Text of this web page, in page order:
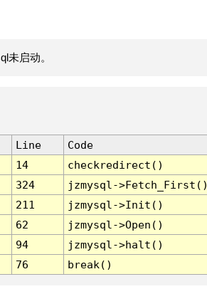
未启动。
Line
Code
14
checkredirect()
324
jzmysql-
211
jzmysql->Init()
62
jzmysql->Open()
94
jzmysql->halt()
76 break()